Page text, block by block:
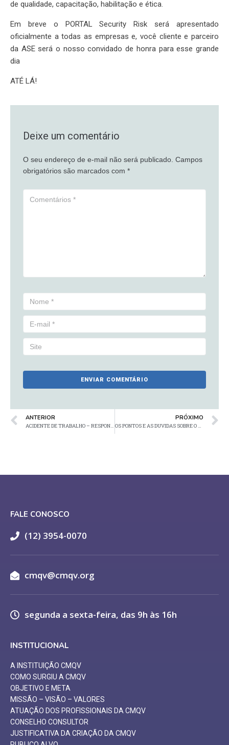
de qualidade, capacitação, habilitação e ética.
Em breve o PORTAL Security Risk será apresentado
oficialmente a todas as empresas e, você cliente e parceiro
da ASE será o nosso convidado de honra para esse grande
dia
ATÉ LÁ!
Deixe um comentário
O seu endereço de e-mail não será publicado. Campos
obrigatórios são marcados com *
ANTERIOR
ACIDENTE DE TRABALHO – RESPONSABILIDADE DO EMPREGADOR?
PRÓXIMO
OS PONTOS E AS DUVIDAS SOBRE O ESOCIAL
FALE CONOSCO
(12) 3954-0070
cmqv@cmqv.org
segunda a sexta-feira, das 9h às 16h
INSTITUCIONAL
A INSTITUIÇÃO CMQV
COMO SURGIU A CMQV
OBJETIVO E META
MISSÃO – VISÃO – VALORES
ATUAÇÃO DOS PROFISSIONAIS DA CMQV
CONSELHO CONSULTOR
JUSTIFICATIVA DA CRIAÇÃO DA CMQV